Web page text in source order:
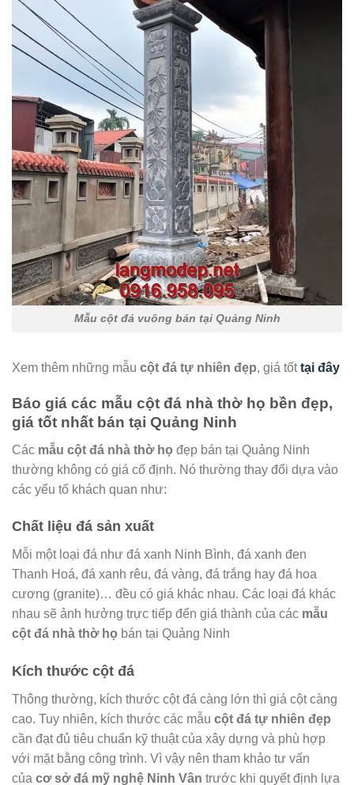
Mẫu cột đá vuông bán tại Quảng Ninh
Xem thêm những mẫu cột đá tự nhiên đẹp, giá tốttại đây
Báo giá các mẫu cột đá nhà thờ họ bền đẹp,
giá tốt nhất bán tại Quảng Ninh
Các mẫu cột đá nhà thờ họ đẹp bán tại Quảng Ninh
thường không có giá cố định. Nó thường thay đổi dựa vào
các yếu tố khách quan như:
Chất liệu đá sản xuất
Mỗi một loại đá như đá xanh Ninh Bình, đá xanh đen
Thanh Hoá, đá xanh rêu, đá vàng, đá trắng hay đá hoa
cương (granite)… đều có giá khác nhau. Các loại đá khác
nhau sẽ ảnh hưởng trực tiếp đến giá thành của các mẫu
cột đá nhà thờ họ bán tại Quảng Ninh
Kích thước cột đá
Thông thường, kích thước cột đá càng lớn thì giá cột càng
cao. Tuy nhiên, kích thước các mẫu cột đá tự nhiên đẹp
cần đạt đủ tiêu chuẩn kỹ thuật của xây dựng và phù hợp
với mặt bằng công trình. Vì vậy nên tham khảo tư vấn
của cơ sở đá mỹ nghệ Ninh Vân trước khi quyết định lựa